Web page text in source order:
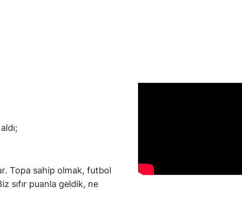
Topa sahip olmak, futbol
sıfır puanla geldik, ne